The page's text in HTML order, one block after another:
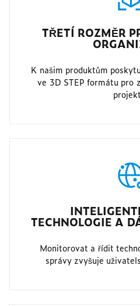
TŘETÍ ROZMĚR
K našim produktům
ve 3D STEP formátu pro
TECHNOLOGIE A
Monitorovat a řídit
správy zvyšuje